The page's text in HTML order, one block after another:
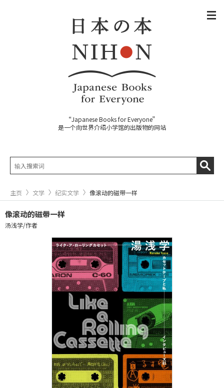
“Japanese Books for Everyone”
是一个向世界介绍小学馆的出版物的网站
主页 文学 纪实文学 像滚动的磁带一样
像滚动的磁带一样
汤浅学/作者